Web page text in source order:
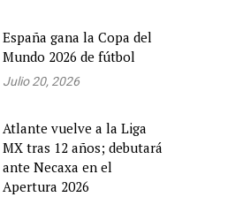
España gana la Copa del
Mundo 2026 de fútbol
Julio 20, 2026
Atlante vuelve a la Liga
MX tras 12 años; debutará
ante Necaxa en el
Apertura 2026